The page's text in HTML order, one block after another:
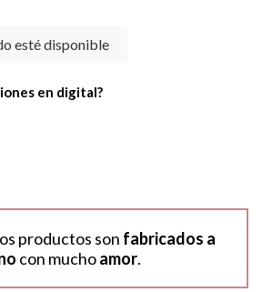
en digital?
productos son fabricados a
con muchoamor.